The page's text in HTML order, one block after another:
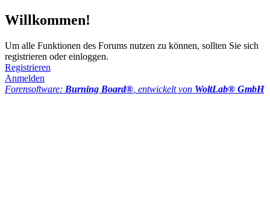
Willkommen!
Um alle Funktionen des Forums nutzen zu können, sollten Sie sich
registrieren oder einloggen.
Registrieren
Anmelden
Forensoftware: Burning Board® , entwickelt von WoltLab® GmbH